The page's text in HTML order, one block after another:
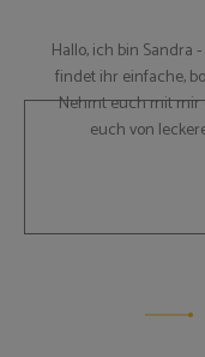
Hallo, ich bin Sandra
findet ihr einfache,
Nehmt euch mit mir
euch von